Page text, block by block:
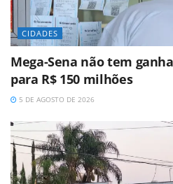
CIDADES
Mega-Sena não tem
para R$ 150 milhões
5 DE AGOSTO DE 2026